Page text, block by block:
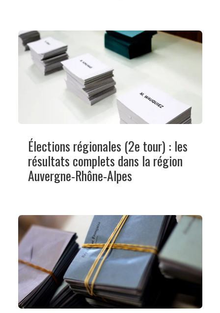
Élections régionales (2e tour) : les
résultats complets dans la région
Auvergne-Rhône-Alpes